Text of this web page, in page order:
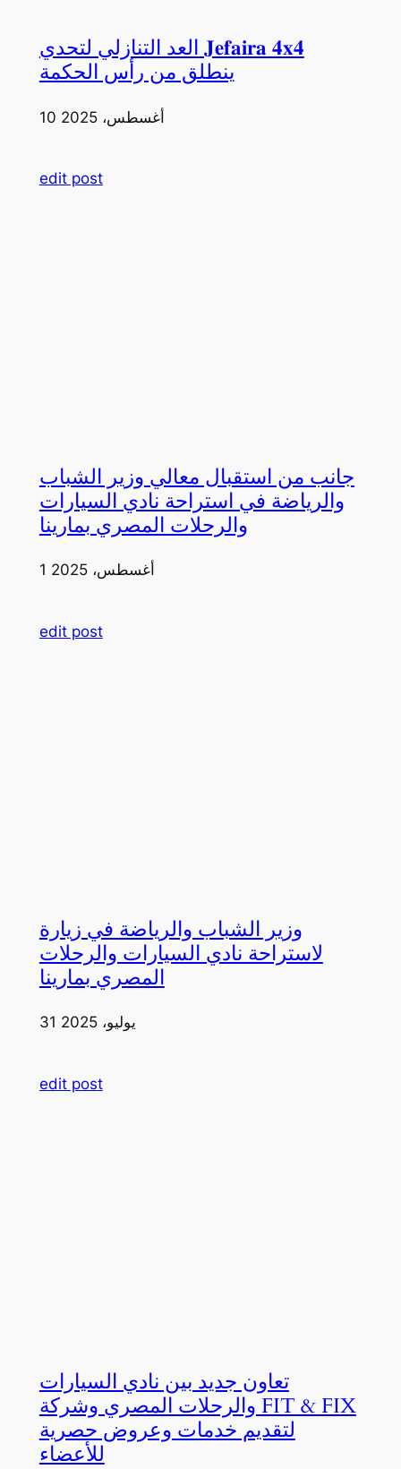
العد التنازلي لتحدي 𝐉𝐞𝐟𝐚𝐢𝐫𝐚 𝟒𝐱𝟒
ينطلق من رأس الحكمة
10 أغسطس، 2025
edit post
جانب من استقبال معالي وزير الشباب
والرياضة في استراحة نادي السيارات
والرحلات المصري بمارينا
1 أغسطس، 2025
edit post
وزير الشباب والرياضة في زيارة
لاستراحة نادي السيارات والرحلات
المصري بمارينا
31 يوليو، 2025
edit post
تعاون جديد بين نادي السيارات
والرحلات المصري وشركة FIT & FIX
لتقديم خدمات وعروض حصرية
للأعضاء